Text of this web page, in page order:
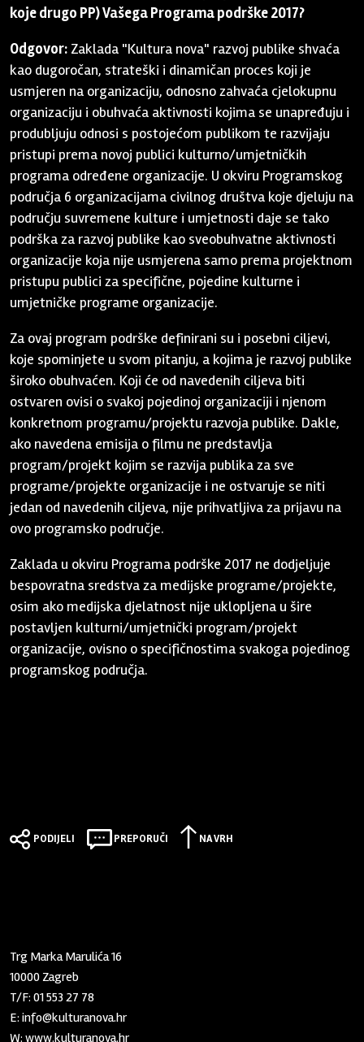
koje drugo PP) Vašega Programa podrške 2017?
Odgovor: Zaklada "Kultura nova" razvoj publike shvaća
kao dugoročan, strateški i dinamičan proces koji je
usmjeren na organizaciju, odnosno zahvaća cjelokupnu
organizaciju i obuhvaća aktivnosti kojima se unapređuju i
produbljuju odnosi s postojećom publikom te razvijaju
pristupi prema novoj publici kulturno/umjetničkih
programa određene organizacije. U okviru Programskog
područja 6 organizacijama civilnog društva koje djeluju na
području suvremene kulture i umjetnosti daje se tako
podrška za razvoj publike kao sveobuhvatne aktivnosti
organizacije koja nije usmjerena samo prema projektnom
pristupu publici za specifične, pojedine kulturne i
umjetničke programe organizacije.
Za ovaj program podrške definirani su i posebni ciljevi,
koje spominjete u svom pitanju, a kojima je razvoj publike
široko obuhvaćen. Koji će od navedenih ciljeva biti
ostvaren ovisi o svakoj pojedinoj organizaciji i njenom
konkretnom programu/projektu razvoja publike. Dakle,
ako navedena emisija o filmu ne predstavlja
program/projekt kojim se razvija publika za sve
programe/projekte organizacije i ne ostvaruje se niti
jedan od navedenih ciljeva, nije prihvatljiva za prijavu na
ovo programsko područje.
Zaklada u okviru Programa podrške 2017 ne dodjeljuje
bespovratna sredstva za medijske programe/projekte,
osim ako medijska djelatnost nije uklopljena u šire
postavljen kulturni/umjetnički program/projekt
organizacije, ovisno o specifičnostima svakoga pojedinog
programskog područja.
PODIJELI PREPORUČI NA VRH
Trg Marka Marulića 16
10000 Zagreb
T/F:01 553 27 78
E:info@kulturanova.hr
W:www.kulturanova.hr